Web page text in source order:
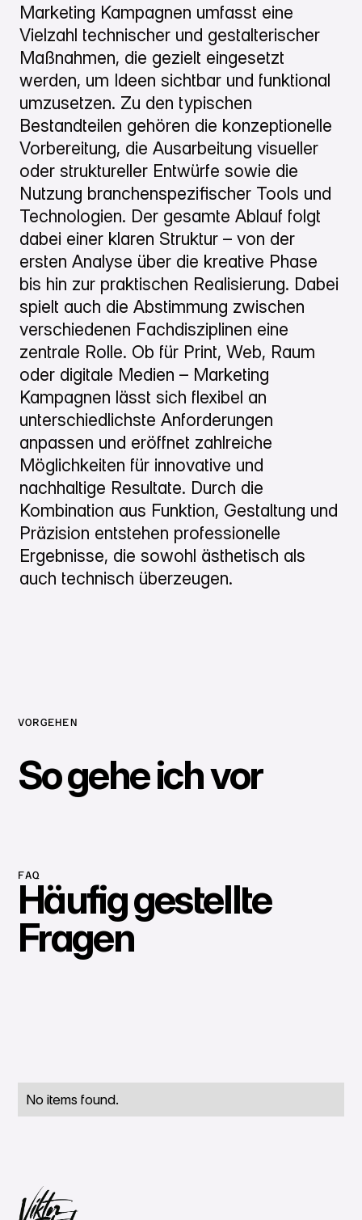
Marketing Kampagnen umfasst eine
Vielzahl technischer und gestalterischer
Maßnahmen, die gezielt eingesetzt
werden, um Ideen sichtbar und funktional
umzusetzen. Zu den typischen
Bestandteilen gehören die konzeptionelle
Vorbereitung, die Ausarbeitung visueller
oder struktureller Entwürfe sowie die
Nutzung branchenspezifischer Tools und
Technologien. Der gesamte Ablauf folgt
dabei einer klaren Struktur – von der
ersten Analyse über die kreative Phase
bis hin zur praktischen Realisierung. Dabei
spielt auch die Abstimmung zwischen
verschiedenen Fachdisziplinen eine
zentrale Rolle. Ob für Print, Web, Raum
oder digitale Medien – Marketing
Kampagnen lässt sich flexibel an
unterschiedlichste Anforderungen
anpassen und eröffnet zahlreiche
Möglichkeiten für innovative und
nachhaltige Resultate. Durch die
Kombination aus Funktion, Gestaltung und
Präzision entstehen professionelle
Ergebnisse, die sowohl ästhetisch als
auch technisch überzeugen.
VORGEHEN
So gehe ich vor
FAQ
Häufig gestellte
Fragen
No items found.